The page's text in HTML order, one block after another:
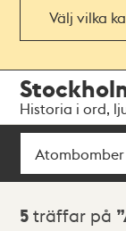
Välj vilka
navigationen
huvudinnehållet
Historia i ord,
Sök
Sökresultat
5 träffar på